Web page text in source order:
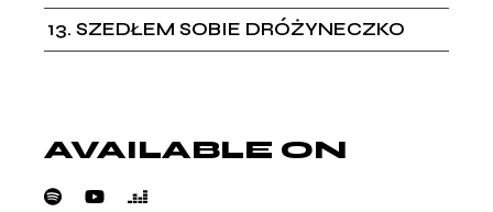
13 SZEDŁEM SOBIE DRÓŻYNECZKO
AVAILABLE ON